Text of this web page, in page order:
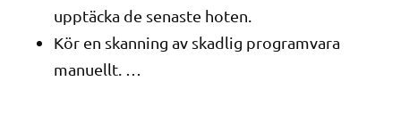
upptäcka de senaste hoten.
Kör en skanning av skadlig programvara
manuellt. …